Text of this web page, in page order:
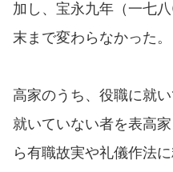
加し、宝永九年（一七
末まで変わらなかった。
高家のうち、役職に就
就いていない者を表高
ら有職故実や礼儀作法